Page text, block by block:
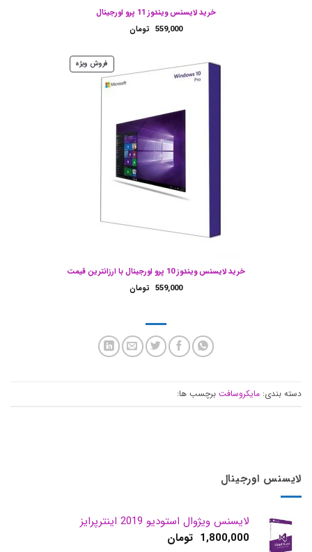
خرید لایسنس ویندوز 11 پرو اورجینال
559,000 تومان
فروش ویژهمحصول
تخفیف
خرید لایسنس ویندوز 10 پرو اورجینال با ارزانترین قیمت
559,000 تومان
دسته بندی: مایکروسافت برچسب ها:
لایسنس اورجینال
لایسنس ویژوال استودیو 2019 اینترپرایز
1,800,000 تومان